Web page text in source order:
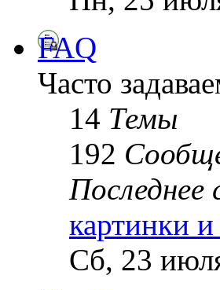
FAQ
Часто
14 Темы
192
Последнее
картинки
Сб, 23